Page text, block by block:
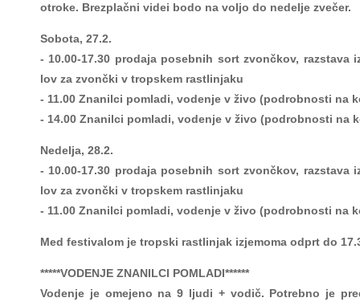
otroke. Brezplačni videi bodo na voljo do nedelje zvečer.
Sobota, 27.2.
- 10.00-17.30 prodaja posebnih sort zvončkov, razstava
lov za zvončki v tropskem rastlinjaku
- 11.00 Znanilci pomladi, vodenje v živo (podrobnosti na
- 14.00 Znanilci pomladi, vodenje v živo (podrobnosti na
Nedelja, 28.2.
- 10.00-17.30 prodaja posebnih sort zvončkov, razstava
lov za zvončki v tropskem rastlinjaku
- 11.00 Znanilci pomladi, vodenje v živo (podrobnosti na
Med festivalom je tropski rastlinjak izjemoma odprt do
*****VODENJE ZNANILCI POMLADI******
Vodenje je omejeno na 9 ljudi + vodič. Potrebno je